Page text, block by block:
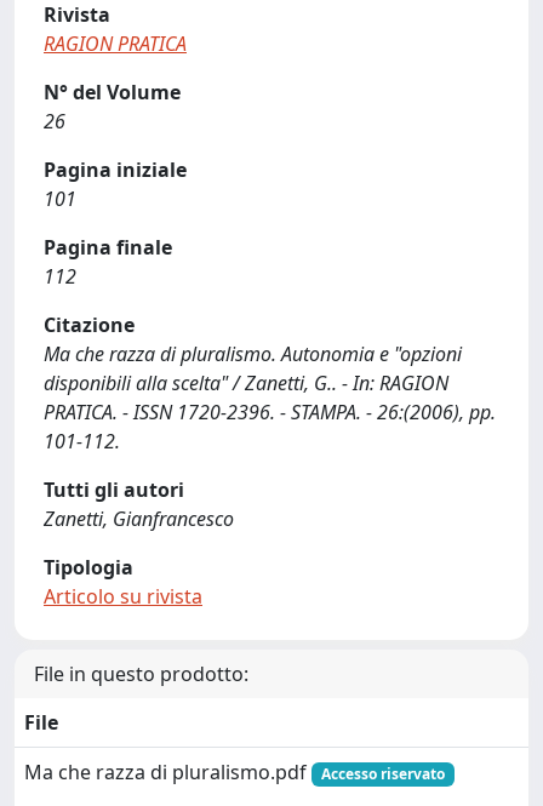
Rivista
RAGION PRATICA
N° del Volume
26
Pagina iniziale
101
Pagina finale
112
Citazione
Ma che razza di pluralismo. Autonomia e "opzioni
disponibili alla scelta" / Zanetti, G.. - In: RAGION
PRATICA. - ISSN 1720-2396. - STAMPA. - 26:(2006), pp.
101-112.
Tutti gli autori
Zanetti, Gianfrancesco
Tipologia
Articolo su rivista
File in questo prodotto:
File
Ma che razza di pluralismo.pdf
Accesso riservato